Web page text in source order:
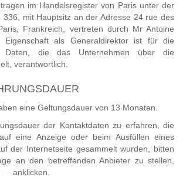
im Handelsregister von Paris unter der
336, mit Hauptsitz an der Adresse 24 rue des
Frankreich, vertreten durch Mr Antoine
als Generaldirektor ist für die
Daten, die das Unternehmen über die
verantwortlich.
eine Geltungsdauer von 13 Monaten.
der Kontaktdaten zu erfahren, die
eine Anzeige oder beim Ausfüllen eines
der Internetseite gesammelt wurden, bitten
an den betreffenden Anbieter zu stellen,
anklicken.